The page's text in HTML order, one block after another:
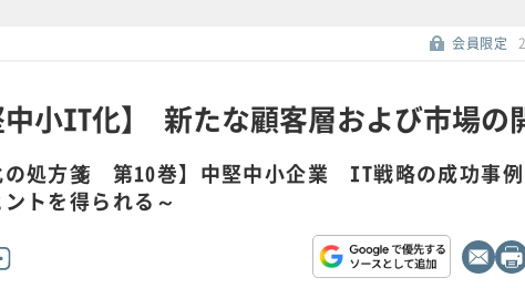
会員限定
中小IT化】 新たな顧客層および市場の
の処方箋 第10巻】中堅中小企業 IT戦略の成功事
トを得られる～